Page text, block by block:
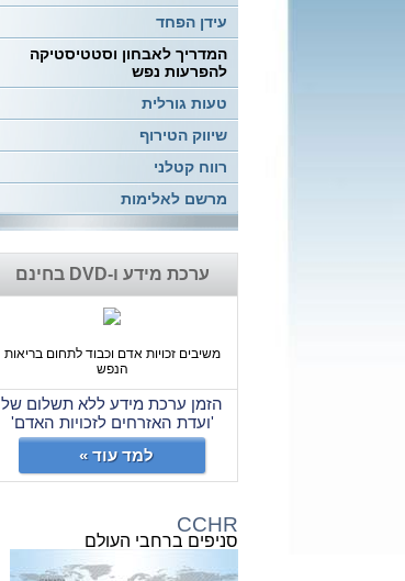
עידן הפחד
המדריך לאבחון וסטטיסטיקה
להפרעות נפש
טעות גורלית
שיווק הטירוף
רווח קטלני
מרשם לאלימות
ערכת מידע ו-DVD בחינם
משיבים זכויות אדם וכבוד לתחום בריאות
הנפש
הזמן ערכת מידע ללא תשלום של
'ועדת האזרחים לזכויות האדם'
למד עוד »
CCHR
סניפים ברחבי העולם